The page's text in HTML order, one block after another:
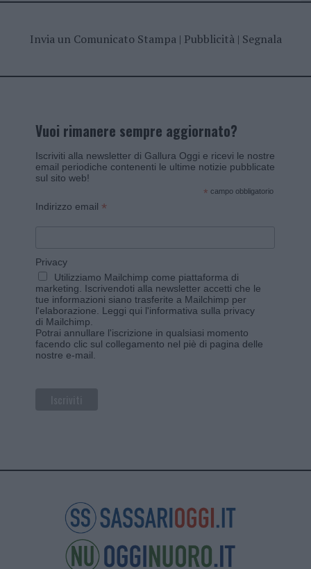
Invia un Comunicato Stampa| Pubblicità| Segnala
Vuoi rimanere sempre aggiornato?
Iscriviti alla newsletter di Gallura Oggi e ricevi le nostre
email periodiche contenenti le ultime notizie pubblicate
sul sito web!
* campo obbligatorio
Indirizzo email *
Privacy
Utilizziamo Mailchimp come piattaforma di
marketing. Iscrivendoti alla newsletter accetti che le
tue informazioni siano trasferite a Mailchimp per
l'elaborazione. Leggi qui l'informativa sulla privacy
di Mailchimp
Potrai annullare l'iscrizione in qualsiasi momento
facendo clic sul collegamento nel piè di pagina delle
nostre e-mail.